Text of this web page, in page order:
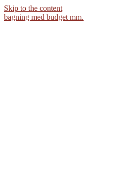
Skip to the content
bagning med budget mm.